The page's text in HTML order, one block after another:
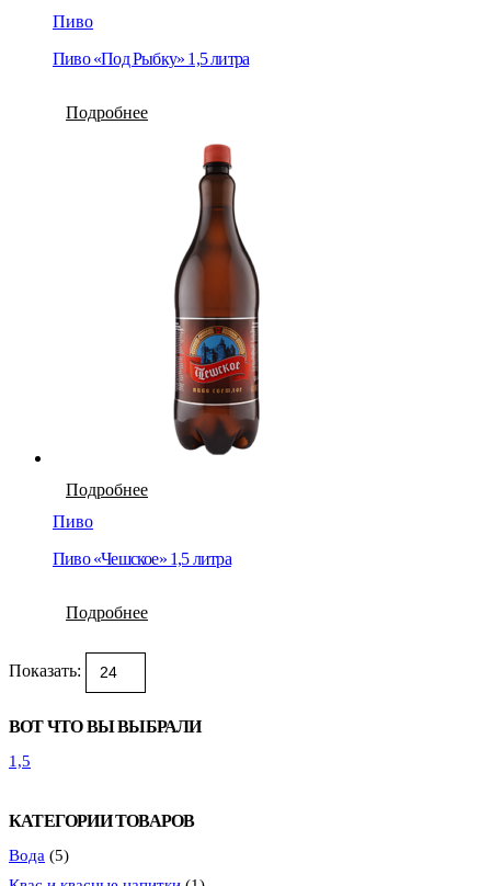
Пиво
Пиво «Под Рыбку» 1,5 литра
Подробнее
Подробнее
Пиво
Пиво «Чешское» 1,5 литра
Подробнее
Показать:
ВОТ ЧТО ВЫ ВЫБРАЛИ
1,5
КАТЕГОРИИ ТОВАРОВ
Вода (5)